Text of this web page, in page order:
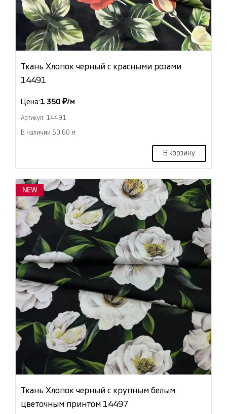
Ткань Хлопок черный с красными розами
14491
Цена:1 350 ₽/м
Артикул: 14491
В наличии 50.60 м
В корзину
NEW
Ткань Хлопок черный с крупным белым
цветочным принтом 14497